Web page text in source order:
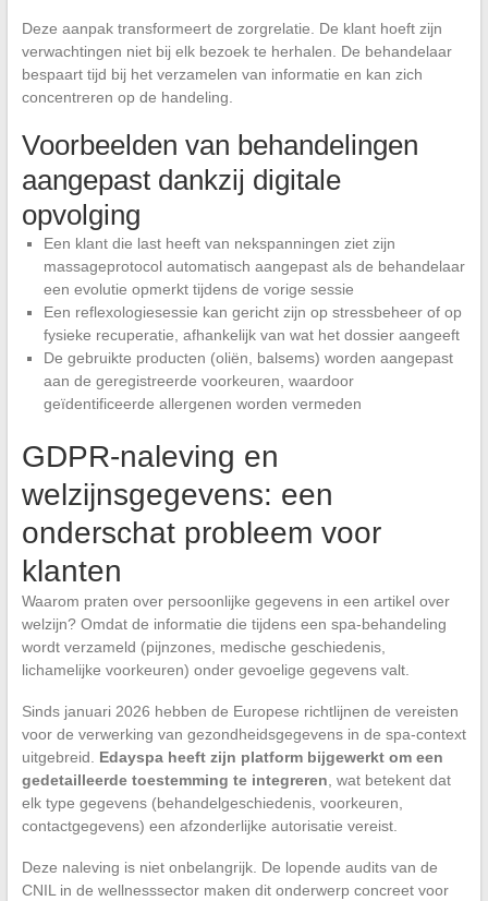
Deze aanpak transformeert de zorgrelatie. De klant hoeft zijn
verwachtingen niet bij elk bezoek te herhalen. De behandelaar
bespaart tijd bij het verzamelen van informatie en kan zich
concentreren op de handeling.
Voorbeelden van behandelingen
aangepast dankzij digitale
opvolging
Een klant die last heeft van nekspanningen ziet zijn
massageprotocol automatisch aangepast als de behandelaar
een evolutie opmerkt tijdens de vorige sessie
Een reflexologiesessie kan gericht zijn op stressbeheer of op
fysieke recuperatie, afhankelijk van wat het dossier aangeeft
De gebruikte producten (oliën, balsems) worden aangepast
aan de geregistreerde voorkeuren, waardoor
geïdentificeerde allergenen worden vermeden
GDPR-naleving en
welzijnsgegevens: een
onderschat probleem voor
klanten
Waarom praten over persoonlijke gegevens in een artikel over
welzijn? Omdat de informatie die tijdens een spa-behandeling
wordt verzameld (pijnzones, medische geschiedenis,
lichamelijke voorkeuren) onder gevoelige gegevens valt.
Sinds januari 2026 hebben de Europese richtlijnen de vereisten
voor de verwerking van gezondheidsgegevens in de spa-context
uitgebreid. Edayspa heeft zijn platform bijgewerkt om een
gedetailleerde toestemming te integreren, wat betekent dat
elk type gegevens (behandelgeschiedenis, voorkeuren,
contactgegevens) een afzonderlijke autorisatie vereist.
Deze naleving is niet onbelangrijk. De lopende audits van de
CNIL in de wellnesssector maken dit onderwerp concreet voor